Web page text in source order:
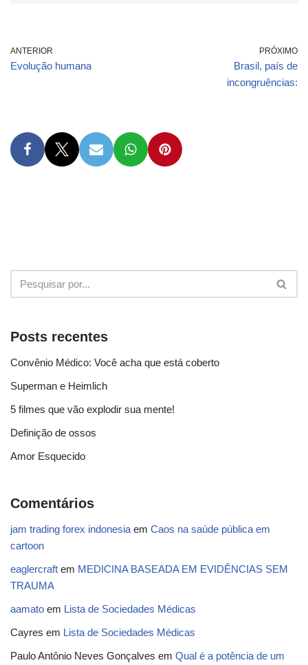
ANTERIOR
Evolução humana
PRÓXIMO
Brasil, país de
incongruências:
Posts recentes
Convênio Médico: Você acha que está coberto
Superman e Heimlich
5 filmes que vão explodir sua mente!
Definição de ossos
Amor Esquecido
Comentários
jam trading forex indonesia em Caos na saúde pública em
cartoon
eaglercraft em MEDICINA BASEADA EM EVIDÊNCIAS SEM
TRAUMA
aamato em Lista de Sociedades Médicas
Cayres em Lista de Sociedades Médicas
Paulo Antônio Neves Gonçalves em Qual é a potência de um